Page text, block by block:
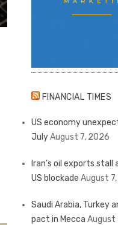
FINANCIAL TIMES
US economy
JulyAugust 7, 2026
Iran’s oil exports stall
US blockade August
Saudi Arabia, Turkey
pact in Mecca August